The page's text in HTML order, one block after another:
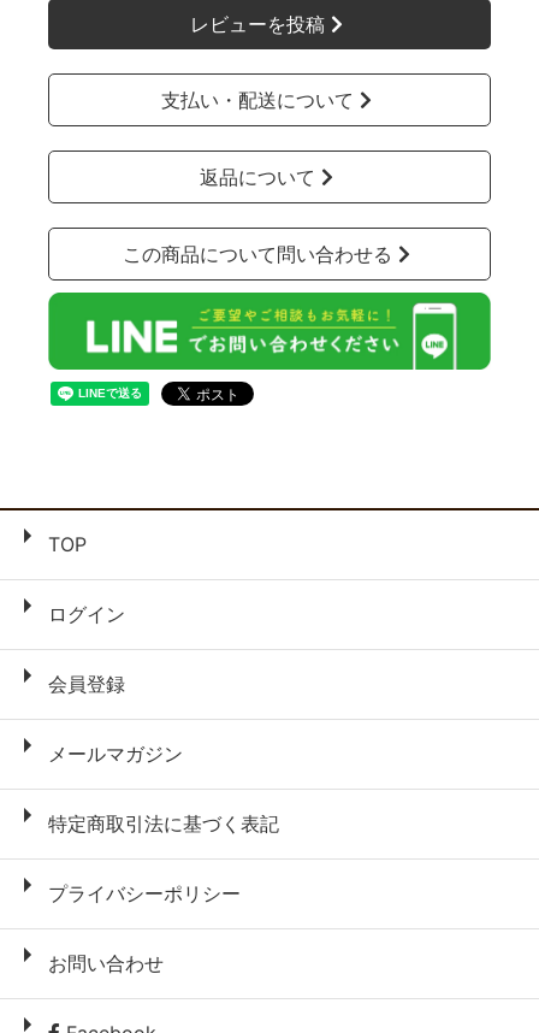
レビューを投稿
支払い・配送について
返品について
この商品について問い合わせる
TOP
ログイン
会員登録
メールマガジン
特定商取引法に基づく表記
プライバシーポリシー
お問い合わせ